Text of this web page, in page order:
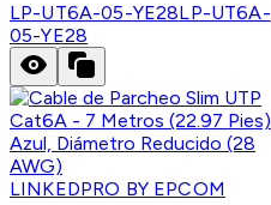
LP-UT6A-05-YE28LP-UT6A-
05-YE28
LINKEDPRO BY EPCOM